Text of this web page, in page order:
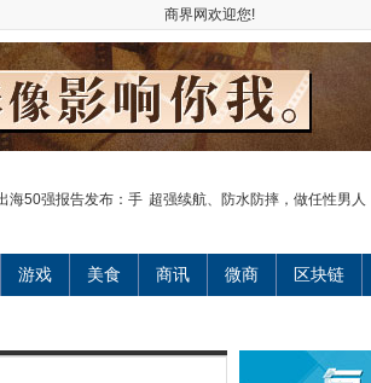
商界网欢迎您!
海50强报告发布：手 超强续航、防水防摔，做任性男人
游戏 美食 商讯 微商 区块链